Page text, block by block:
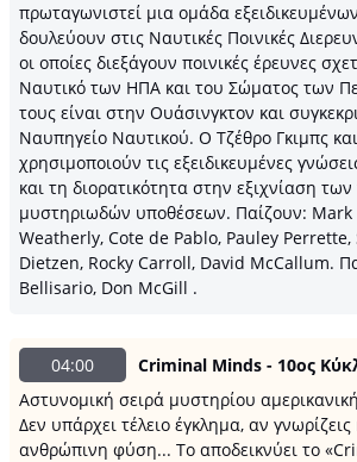
πρωταγωνιστεί μια ομάδα
δουλεύουν στις Ναυτικές Ποινικές
οι οποίες διεξάγουν ποινικές έρευνες
Ναυτικό των ΗΠΑ και του Σώματος των
τους είναι στην Ουάσινγκτον και
Ναυπηγείο Ναυτικού. Ο Τζέθρο Γκιμπς
χρησιμοποιούν τις εξειδικευμένες
και τη διορατικότητα στην εξιχνίαση
μυστηριωδών υποθέσεων. Παίζουν:
Weatherly, Cote de Pablo, Pauley
Dietzen, Rocky Carroll, David McCallum.
Bellisario, Don McGill .
04:00
Criminal Minds - 10ος
Αστυνομική σειρά μυστηρίου
Δεν υπάρχει τέλειο έγκλημα, αν
ανθρώπινη φύση... Το αποδεικνύει το